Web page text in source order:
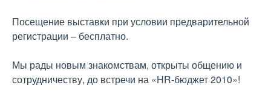
Посещение выставки при условии предварительной
регистрации – бесплатно.
Мы рады новым знакомствам, открыты общению и
сотрудничеству, до встречи на «HR-бюджет 2010»!